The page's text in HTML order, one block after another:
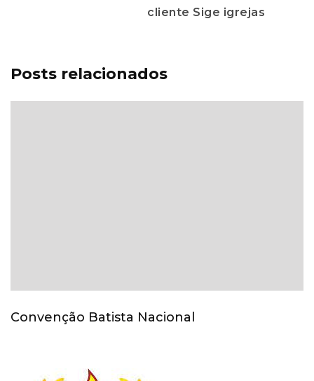
cliente Sige igrejas
Posts relacionados
Convenção Batista Nacional